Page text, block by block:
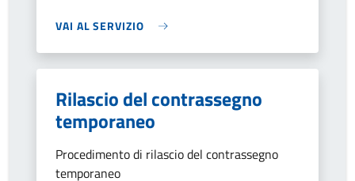
VAI AL SERVIZIO
Rilascio del contrassegno
temporaneo
Procedimento di rilascio del contrassegno
temporaneo